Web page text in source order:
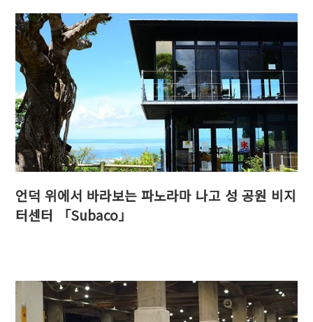
언덕 위에서 바라보는 파노라마 나고 성 공원 비지
터센터 「Subaco」